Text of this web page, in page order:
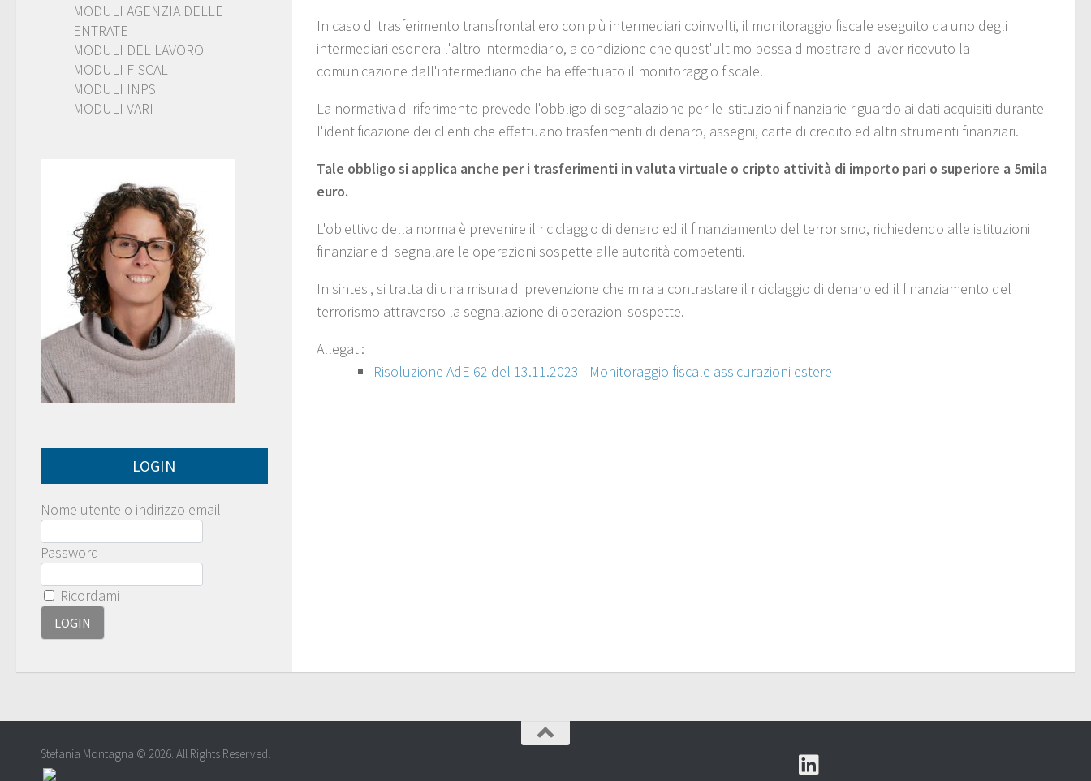
In caso di trasferimento transfrontaliero con più intermediari coinvolti, il monitoraggio fiscale eseguito da uno degli
intermediari esonera l'altro intermediario, a condizione che quest'ultimo possa dimostrare di aver ricevuto la
comunicazione dall'intermediario che ha effettuato il monitoraggio fiscale.
La normativa di riferimento prevede l'obbligo di segnalazione per le istituzioni finanziarie riguardo ai dati acquisiti durante
l'identificazione dei clienti che effettuano trasferimenti di denaro, assegni, carte di credito ed altri strumenti finanziari.
Tale obbligo si applica anche per i trasferimenti in valuta virtuale o cripto attività di importo pari o superiore a 5mila
euro.
L'obiettivo della norma è prevenire il riciclaggio di denaro ed il finanziamento del terrorismo, richiedendo alle istituzioni
finanziarie di segnalare le operazioni sospette alle autorità competenti.
In sintesi, si tratta di una misura di prevenzione che mira a contrastare il riciclaggio di denaro ed il finanziamento del
terrorismo attraverso la segnalazione di operazioni sospette.
Allegati:
Risoluzione AdE 62 del 13.11.2023 - Monitoraggio fiscale assicurazioni estere
MODULI AGENZIA DELLE
ENTRATE
MODULI DEL LAVORO
MODULI FISCALI
MODULI INPS
MODULI VARI
LOGIN
Nome utente o indirizzo email
Password
Ricordami
Stefania Montagna © 2026. All Rights Reserved.